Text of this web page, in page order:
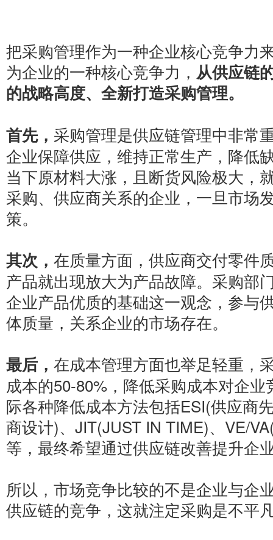
把采购管理作为一种企业核心竞争力
为企业的一种核心竞争力， 从供应链
的战略高度、全新打造采购管理。
首先， 采购管理是供应链管理中非常
企业保障供应，维持正常生产，降低
当下原材料大涨，且断货风险极大，
采购、供应商关系的企业，一旦市场
策。
其次， 在质量方面，供应商交付零件
产品就出现放大为产品故障。采购部
企业产品优质的基础这一观念，参与
体质量，关系企业的市场存在。
最后， 在成本管理方面也举足轻重，
成本的50-80%，降低采购成本对企
际各种降低成本方法包括ESI(供应商
商设计)、JIT(JUST IN TIME)、VE/
等，最终希望通过供应链改善提升企
所以，市场竞争比较的不是企业与企
供应链的竞争，这就注定采购是不平